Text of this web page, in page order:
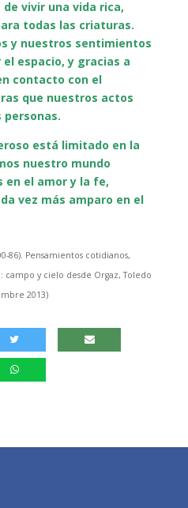
vivir una vida rica,
todas las criaturas.
y nuestros sentimientos
espacio, y gracias a
contacto con el
que nuestros actos
está limitado en la
nuestro mundo
el amor y la fe,
vez más amparo en el
86). Pensamientos cotidianos,
campo y cielo desde Orgaz, Toledo
2013)